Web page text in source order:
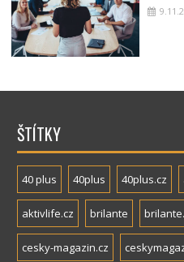
ŠTÍTKY
40 plus 40plus 40plus.cz
aktivlife.cz brilante
cesky-magazin.cz